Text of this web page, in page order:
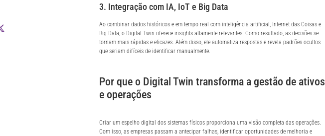
3. Integração com IA, IoT e Big Data
Ao combinar dados históricos e em tempo real com inteligência artificial, Internet das Coisas e
Big Data, o Digital Twin oferece insights altamente relevantes. Como resultado, as decisões se
tornam mais rápidas e eficazes. Além disso, ele automatiza respostas e revela padrões ocultos
que seriam difíceis de identificar manualmente.
Por que o Digital Twin transforma a gestão de ativos
e operações
Criar um espelho digital dos sistemas físicos proporciona uma visão completa das operações.
Com isso, as empresas passam a antecipar falhas, identificar oportunidades de melhoria e